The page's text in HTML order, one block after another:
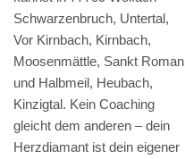
Schwarzenbruch, Untertal,
Vor Kirnbach, Kirnbach,
Moosenmättle, Sankt Roman
und Halbmeil, Heubach,
Kinzigtal. Kein Coaching
gleicht dem anderen – dein
Herzdiamant ist dein eigener